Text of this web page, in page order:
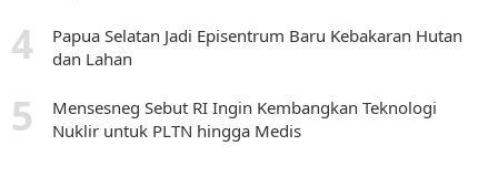
Papua Selatan Jadi Episentrum Baru Kebakaran Hutan
dan Lahan
Mensesneg Sebut RI Ingin Kembangkan Teknologi
Nuklir untuk PLTN hingga Medis